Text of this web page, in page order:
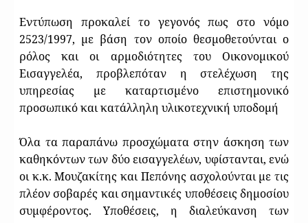
Εντύπωση προκαλεί το γεγονός πως στο νόμο
2523/1997, με βάση τον οποίο θεσμοθετούνται ο
ρόλος και οι αρμοδιότητες του Οικονομικού
Εισαγγελέα, προβλεπόταν η στελέχωση της
υπηρεσίας με καταρτισμένο επιστημονικό
προσωπικό και κατάλληλη υλικοτεχνική υποδομή
Όλα τα παραπάνω προσχώματα στην άσκηση των
καθηκόντων των δύο εισαγγελέων, υφίστανται, ενώ
οι κ.κ. Μουζακίτης και Πεπόνης ασχολούνται με τις
πλέον σοβαρές και σημαντικές υποθέσεις δημοσίου
συμφέροντος. Υποθέσεις, η διαλεύκανση των